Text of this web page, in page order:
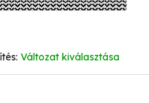
Változat kiválasztása